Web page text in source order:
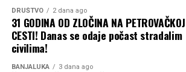
DRUŠTVO 2 dana ago
31 GODINA OD ZLOČINA NA PETROVAČKOJ
CESTI! Danas se odaje počast stradalim
civilima!
BANJALUKA 3 dana ago